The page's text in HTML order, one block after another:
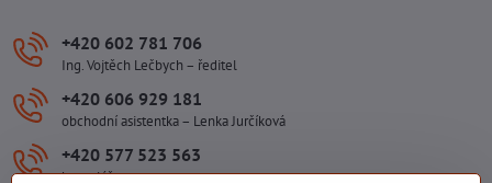
+420 602 781 706
Ing. Vojtěch Lečbych – ředitel
+420 606 929 181
obchodní asistentka – Lenka Jurčíková
+420 577 523 563
kancelář